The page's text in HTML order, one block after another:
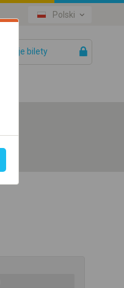
Polski
Twoje bilety